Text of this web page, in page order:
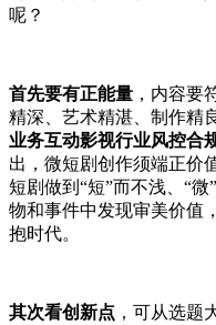
呢？
首先要有正能量 ，内容要
精深、艺术精湛、制作精
业务互动影视行业风控合
出，微短剧创作须端正价
短剧做到“短”而不浅、“
物和事件中发现审美价值
抱时代。
其次看创新点 ，可从选题